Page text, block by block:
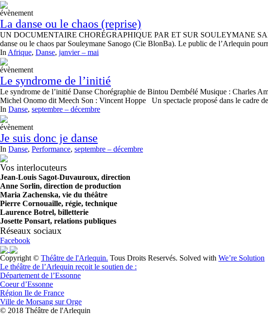
évènement
La danse ou le chaos (reprise)
UN DOCUMENTAIRE CHORÉGRAPHIQUE PAR ET SUR SOULEYMANE
danse ou le chaos par Souleymane Sanogo (Cie BlonBa). Le public de l’Arlequin
In Afrique, Danse, janvier – mai
évènement
Le syndrome de l’initié
Le syndrome de l’initié Danse Chorégraphie de Bintou Dembélé Musique : Charles
Michel Onomo dit Meech Son : Vincent Hoppe Un spectacle proposé dans le cadre
In Danse, septembre – décembre
évènement
Je suis donc je danse
In Danse, Performance, septembre – décembre
Vos interlocuteurs
Jean-Louis Sagot-Duvauroux, direction
Anne Sorlin, direction de production
Maria Zachenska, vie du théâtre
Pierre Cornouaille, régie, technique
Laurence Botrel, billetterie
Josette Ponsart, relations publiques
Réseaux sociaux
Facebook
Copyright © Théâtre de l'Arlequin. Tous Droits Reservés. Solved with We’re Solution
Le théâtre de l’Arlequin reçoit le soutien de :
Département de l’Essonne
Coeur d’Essonne
Région Ile de France
Ville de Morsang sur Orge
© 2018 Théâtre de l'Arlequin